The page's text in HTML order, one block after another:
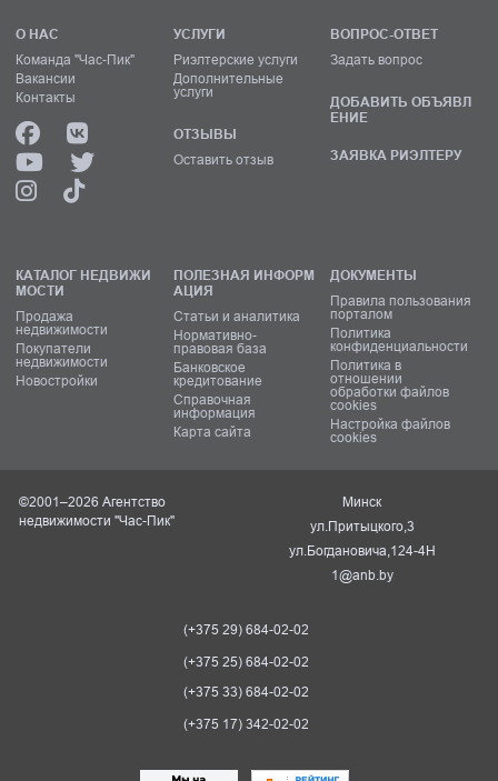
О НАС
Команда "Час-Пик"
Вакансии
Контакты
УСЛУГИ
Риэлтерские услуги
Дополнительные
услуги
ОТЗЫВЫ
Оставить отзыв
ВОПРОС-ОТВЕТ
Задать вопрос
ДОБАВИТЬ ОБЪЯВЛ
ЕНИЕ
ЗАЯВКА РИЭЛТЕРУ
КАТАЛОГ НЕДВИЖИ
МОСТИ
Продажа
недвижимости
Покупатели
недвижимости
Новостройки
ПОЛЕЗНАЯ ИНФОРМ
АЦИЯ
Статьи и аналитика
Нормативно-
правовая база
Банковское
кредитование
Справочная
информация
Карта сайта
ДОКУМЕНТЫ
Правила пользования
порталом
Политика
конфиденциальности
Политика в
отношении
обработки файлов
cookies
Настройка файлов
cookies
©2001–2026 Агентство
недвижимости "Час-Пик"
Минск
ул.Притыцкого,3
ул.Богдановича,124-4Н
1@anb.by
(+375 29) 684-02-02
(+375 25) 684-02-02
(+375 33) 684-02-02
(+375 17) 342-02-02